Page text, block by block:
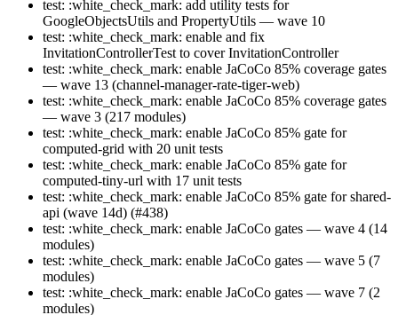
test: :white_check_mark: add utility tests for
GoogleObjectsUtils and PropertyUtils — wave 10
test: :white_check_mark: enable and fix
InvitationControllerTest to cover InvitationController
test: :white_check_mark: enable JaCoCo 85% coverage gates
— wave 13 (channel-manager-rate-tiger-web)
test: :white_check_mark: enable JaCoCo 85% coverage gates
— wave 3 (217 modules)
test: :white_check_mark: enable JaCoCo 85% gate for
computed-grid with 20 unit tests
test: :white_check_mark: enable JaCoCo 85% gate for
computed-tiny-url with 17 unit tests
test: :white_check_mark: enable JaCoCo 85% gate for shared-
api (wave 14d) (#438)
test: :white_check_mark: enable JaCoCo gates — wave 4 (14
modules)
test: :white_check_mark: enable JaCoCo gates — wave 5 (7
modules)
test: :white_check_mark: enable JaCoCo gates — wave 7 (2
modules)